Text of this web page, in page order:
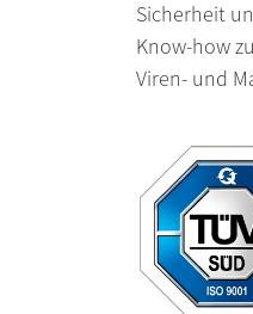
Sicherheit
Know-how
Viren- und